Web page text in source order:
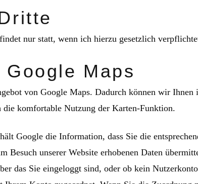
nur statt, wenn ich hierzu gesetzlich
Maps
von Google Maps. Dadurch können wir
die komfortable Nutzung der Karten-Funktion.
Google die Information, dass Sie die
Besuch unserer Website erhobenen Daten
das Sie eingeloggt sind, oder ob kein